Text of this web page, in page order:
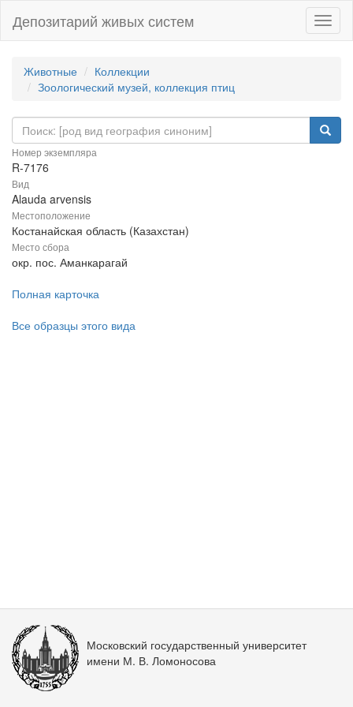
Депозитарий живых систем
Животные
Коллекции
Зоологический музей, коллекция птиц
Номер экземпляра
R-7176
Вид
Alauda arvensis
Местоположение
Костанайская область (Казахстан)
Место сбора
окр. пос. Аманкарагай
Полная карточка
Все образцы этого вида
Московский государственный университет
имени М. В. Ломоносова